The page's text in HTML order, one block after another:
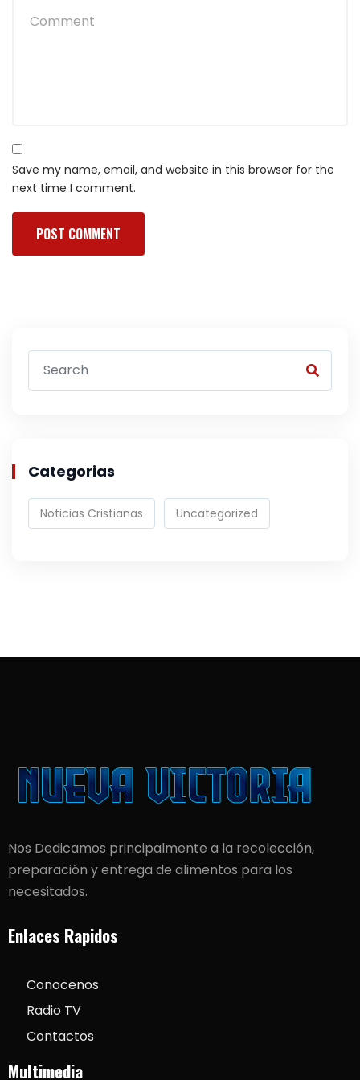
Save my name, email, and website in this browser for the
next time I comment.
Categorias
Noticias Cristianas Uncategorized
Nos Dedicamos principalmente a la recolección,
preparación y entrega de alimentos para los
necesitados.
Enlaces Rapidos
Conocenos
Radio TV
Contactos
Multimedia